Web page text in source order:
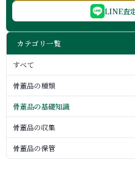
LINE査
カテゴリ一覧
すべて
骨董品の種類
骨董品の基礎知識
骨董品の収集
骨董品の保管